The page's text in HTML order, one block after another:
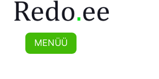
Skip
content
MENÜÜ